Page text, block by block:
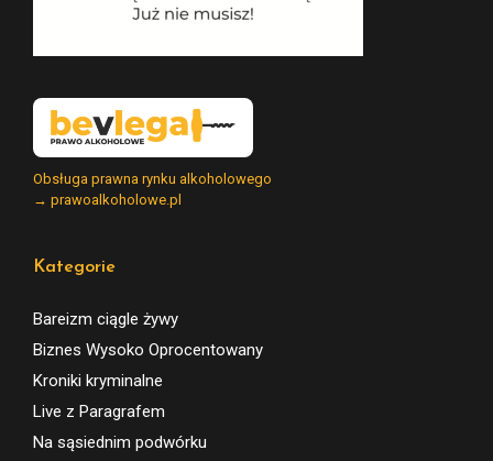
Obsługa prawna rynku alkoholowego
→ prawoalkoholowe.pl
Kategorie
Bareizm ciągle żywy
Biznes Wysoko Oprocentowany
Kroniki kryminalne
Live z Paragrafem
Na sąsiednim podwórku